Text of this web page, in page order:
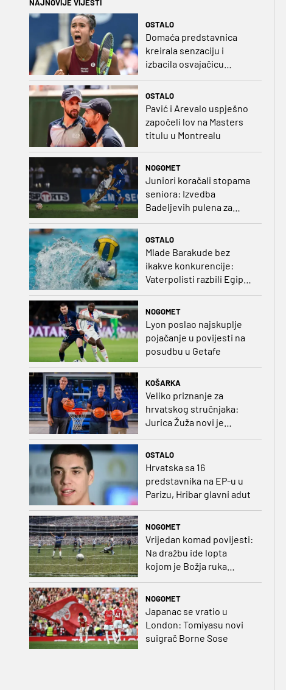
NAJNOVIJE VIJESTI
OSTALO
Domaća predstavnica
kreirala senzaciju i
izbacila osvajačicu
OSTALO
Pavić i Arevalo uspješno
započeli lov na Masters
titulu u Montrealu
NOGOMET
Juniori koračali stopama
seniora: Izvedba
Badeljevih pulena za
čistu peticu protiv
OSTALO
Mlade Barakude bez
ikakve konkurencije:
Vaterpolisti razbili Egipat
za polufinale SP-a!
NOGOMET
Lyon poslao najskuplje
pojačanje u povijesti na
posudbu u Getafe
KOŠARKA
Veliko priznanje za
hrvatskog stručnjaka:
Jurica Žuža novi je
OSTALO
Hrvatska sa 16
predstavnika na EP-u u
Parizu, Hribar glavni adut
NOGOMET
Vrijedan komad povijesti:
Na dražbu ide lopta
kojom je Božja ruka
NOGOMET
Japanac se vratio u
London: Tomiyasu novi
suigrač Borne Sose